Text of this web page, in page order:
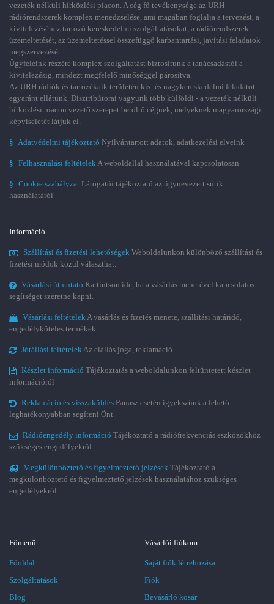
vezeték nélküli hírközlési piacon. A cég fő tevékenysége az URH
rádiórendszerek komplex menedzselése, ami magában foglalja a tervezést, a
kivitelezéséhez tartozó kereskedelmi szolgáltatásokat, a rádiórendszerek
üzemeltetését, az üzemeltetéssel összefüggő karbantartási, javítási feladatok
megszervezését.
Ügyfeleink részére komplex szolgáltatást biztosítunk a tanácsadástól a
kivitelezésig, mindezt megfelelő minőséggel párosítva.
Az URH rádiók és tartozékaik területén kis- és nagykereskedelmi feladatot
egyaránt ellátunk. Disztribútorai vagyunk több külföldi - a vezeték nélküli
hírközlési piacon vezető szerepet betöltő cégnek, melyeknek magyarországi
képviseletét látjuk el.
§ Adatvédelmi tájékoztató Nyilvántartott adatok, adatkezelési elveink
§ Felhasználási feltételekA weboldallal használatával kapcsolatosan
§ Cookie szabályzat Látogatói tájékoztató az úgynevezett sütik
használatáról
Információ
Szállítási és fizetési lehetőségek Weboldalunkon különböző szállítási és
fizetési módok közül választhat.
Vásárlási útmutató Kattintson ide, ha a vásárlás menetével kapcsolatos
segítséget szeretne kapni.
Vásárlási feltételekA vásárlás és fizetés menete, szállítási határidő,
engedélyköteles termékek
Jótállási feltételekAz elállás joga, reklamáció
Készlet információ Tájékoztatás a weboldalunkon feltüntetett készlet
információról
Reklamáció és visszaküldés Panasz esetén igyekszünk a lehető
leghatékonyabban segíteni Önt.
Rádióengedély információ Tájékoztató a rádiófrekvenciás eszközökhöz
szükséges engedélyekről
Megkülönböztető és figyelmeztető jelzések Tájékoztató a
megkülönböztető és figyelmeztető jelzések használatához szükséges
engedélyekről
Főmenü
Főoldal
Szolgáltatások
Blog
Vásárlói fiókom
Saját fiók létrehozása
Fiók
Bevásárló kosár